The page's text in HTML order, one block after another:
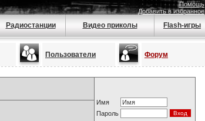
Помощь
Добавить в избранное
Радиостанции Видео приколы Flash-игры
Пользователи Форум
Имя
Пароль